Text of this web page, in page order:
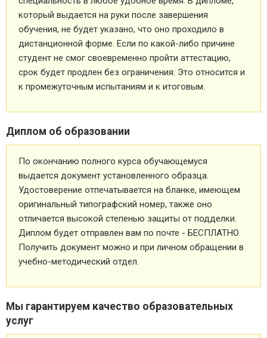
который выдается на руки после завершения
обучения, не будет указано, что оно проходило в
дистанционной форме. Если по какой-либо причине
студент не смог своевременно пройти аттестацию,
срок будет продлен без ограничения. Это относится и
к промежуточным испытаниям и к итоговым.
Диплом об образовании
По окончанию полного курса обучающемуся
выдается документ установленного образца.
Удостоверение отпечатывается на бланке, имеющем
оригинальный типографский номер, также оно
отличается высокой степенью защиты от подделки.
Диплом будет отправлен вам по почте - БЕСПЛАТНО.
Получить документ можно и при личном обращении в
учебно-методический отдел.
Мы гарантируем качество образовательных
услуг